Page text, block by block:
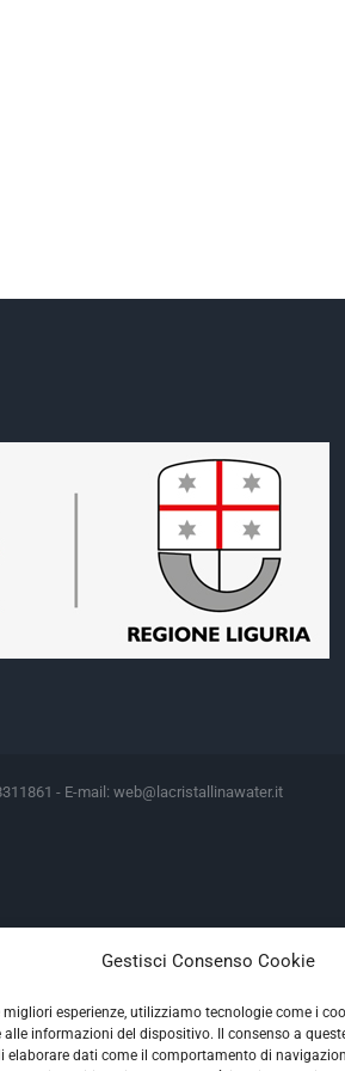
Gestisci Consenso Cookie
migliori esperienze, utilizziamo tecnologie come i
alle informazioni del dispositivo. Il consenso a
elaborare dati come il comportamento di
- E-mail: web@lacristallinawater.it
Art 1 legge 22/03/21 N 41
1 legge 22/03/21 N 41
69/2013 Decreto del fare